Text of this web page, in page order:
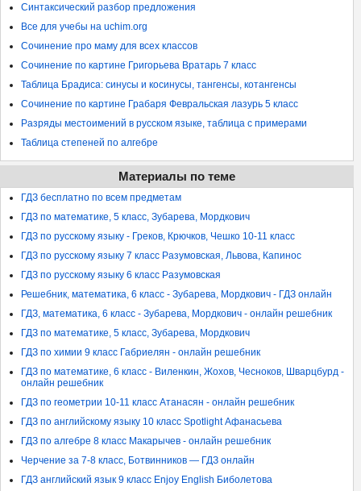
Синтаксический разбор предложения
Все для учебы на uchim.org
Сочинение про маму для всех классов
Сочинение по картине Григорьева Вратарь 7 класс
Таблица Брадиса: синусы и косинусы, тангенсы, котангенсы
Сочинение по картине Грабаря Февральская лазурь 5 класс
Разряды местоимений в русском языке, таблица с примерами
Таблица степеней по алгебре
Материалы по теме
ГДЗ бесплатно по всем предметам
ГДЗ по математике, 5 класс, Зубарева, Мордкович
ГДЗ по русскому языку - Греков, Крючков, Чешко 10-11 класс
ГДЗ по русскому языку 7 класс Разумовская, Львова, Капинос
ГДЗ по русскому языку 6 класс Разумовская
Решебник, математика, 6 класс - Зубарева, Мордкович - ГДЗ онлайн
ГДЗ, математика, 6 класс - Зубарева, Мордкович - онлайн решебник
ГДЗ по математике, 5 класс, Зубарева, Мордкович
ГДЗ по химии 9 класс Габриелян - онлайн решебник
ГДЗ по математике, 6 класс - Виленкин, Жохов, Чесноков, Шварцбурд -
онлайн решебник
ГДЗ по геометрии 10-11 класс Атанасян - онлайн решебник
ГДЗ по английскому языку 10 класс Spotlight Афанасьева
ГДЗ по алгебре 8 класс Макарычев - онлайн решебник
Черчение за 7-8 класс, Ботвинников — ГДЗ онлайн
ГДЗ английский язык 9 класс Enjoy English Биболетова